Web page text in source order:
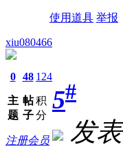
使用道具 举报
xiu080466
0
主
题
48
帖
子
124
积
分
注册会员
5#
发